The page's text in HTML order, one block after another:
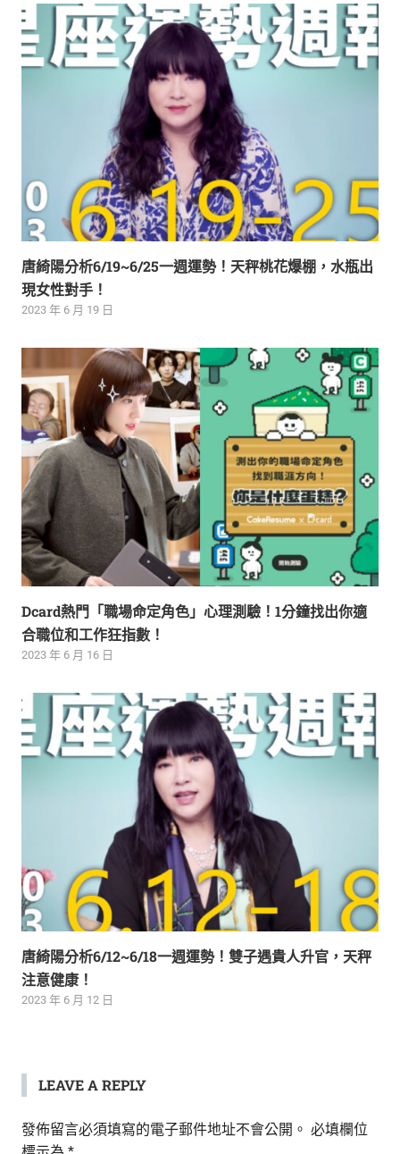
唐綺陽分析6/19~6/25一週運勢！天秤桃花爆棚，水瓶出
現女性對手！
2023 年 6 月 19 日
Dcard熱門「職場命定角色」心理測驗！1分鐘找出你適
合職位和工作狂指數！
2023 年 6 月 16 日
唐綺陽分析6/12~6/18一週運勢！雙子遇貴人升官，天秤
注意健康！
2023 年 6 月 12 日
LEAVE A REPLY
發佈留言必須填寫的電子郵件地址不會公開。 必填欄位